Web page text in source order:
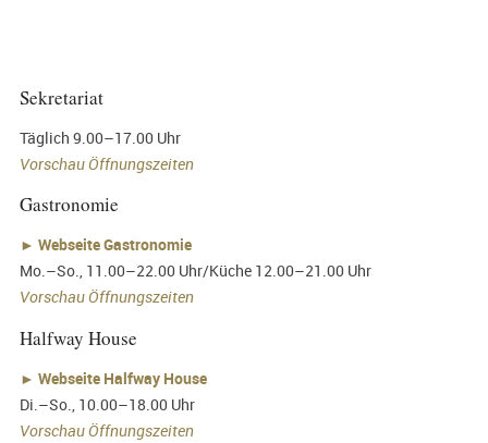
Sekretariat
Täglich 9.00–17.00 Uhr
Vorschau Öffnungszeiten
Gastronomie
► Webseite Gastronomie
Mo.–So., 11.00–22.00 Uhr/Küche 12.00–21.00 Uhr
Vorschau Öffnungszeiten
Halfway House
► Webseite Halfway House
Di.–So., 10.00–18.00 Uhr
Vorschau Öffnungszeiten